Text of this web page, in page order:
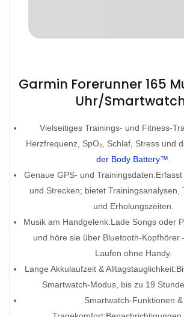
Garmin Forerunner 165
Uhr/
Vielseitiges Trainings- und Fitness-
Herzfrequenz, SpO₂, Schlaf, Stress und
der Body Battery™
Genaue GPS- und
und Strecken; bietet Trainingsanalysen,
und Erholungszeiten.
Musik am Handgelenk:Lade Songs oder
und höre sie über Bluetooth-Kopfhörer
Laufen ohne Handy.
Lange Akkulaufzeit &
Smartwatch-Modus, bis zu 19
Smartwatch-Funktionen &